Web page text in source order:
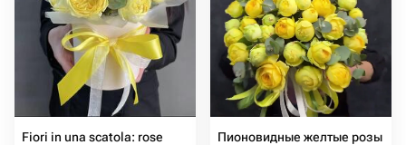
Fiori in una scatola: rose
Пионовидные желтые розы